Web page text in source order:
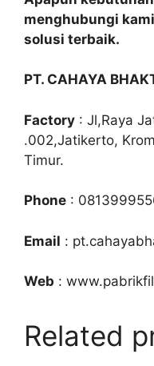
menghubungi
solusi terbaik.
PT. CAHAYA
Factory : Jl,Raya
.002,Jatikerto,
Timur.
Phone :
Email :
Web :
Related